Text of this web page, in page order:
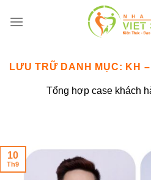
qua
LƯU TRỮ DANH MỤC: KH
Tổng hợp case khách
10
Th9